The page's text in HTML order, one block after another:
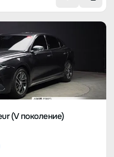
(V поколение)